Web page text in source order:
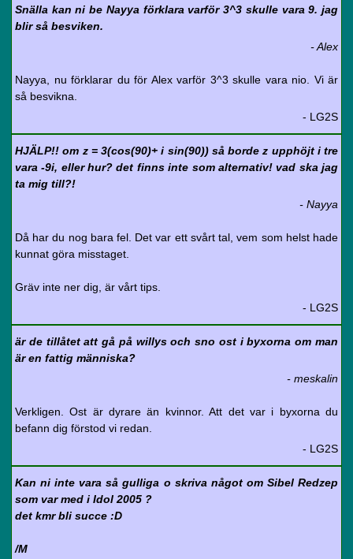
Snälla kan ni be Nayya förklara varför 3^3 skulle vara 9. jag
blir så besviken.
- Alex
Nayya, nu förklarar du för Alex varför 3^3 skulle vara nio. Vi är
så besvikna.
- LG2S
HJÄLP!! om z = 3(cos(90)+ i sin(90)) så borde z upphöjt i tre
vara -9i, eller hur? det finns inte som alternativ! vad ska jag
ta mig till?!
- Nayya
Då har du nog bara fel. Det var ett svårt tal, vem som helst hade
kunnat göra misstaget.
Gräv inte ner dig, är vårt tips.
- LG2S
är de tillåtet att gå på willys och sno ost i byxorna om man
är en fattig människa?
- meskalin
Verkligen. Ost är dyrare än kvinnor. Att det var i byxorna du
befann dig förstod vi redan.
- LG2S
Kan ni inte vara så gulliga o skriva något om Sibel Redzep
som var med i Idol 2005 ?
det kmr bli succe :D
/M